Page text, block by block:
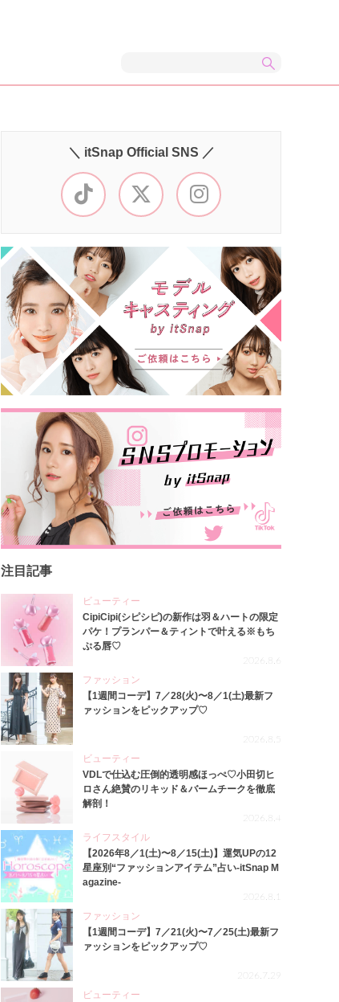
＼ itSnap Official SNS ／
注目記事
ビューティー
CipiCipi(シピシピ)の新作は羽＆ハートの限定
パケ！プランパー＆ティントで叶える※もち
ぷる唇♡
2026.8.6
ファッション
【1週間コーデ】7／28(火)〜8／1(土)最新フ
ァッションをピックアップ♡
2026.8.5
ビューティー
VDLで仕込む圧倒的透明感ほっぺ♡小田切ヒ
ロさん絶賛のリキッド＆バームチークを徹底
解剖！
2026.8.4
ライフスタイル
【2026年8／1(土)〜8／15(土)】運気UPの12
星座別“ファッションアイテム”占い-itSnap M
agazine-
2026.8.1
ファッション
【1週間コーデ】7／21(火)〜7／25(土)最新フ
ァッションをピックアップ♡
2026.7.29
ビューティー